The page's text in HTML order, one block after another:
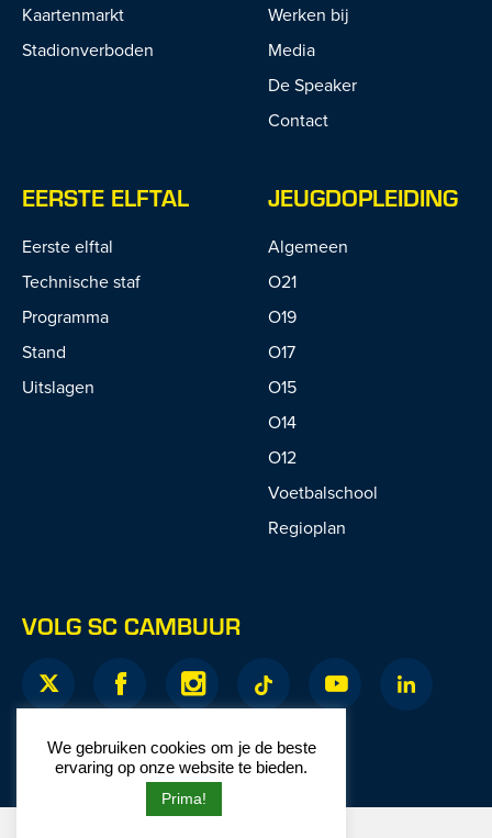
Kaartenmarkt
Stadionverboden
Werken bij
Media
De Speaker
Contact
EERSTE ELFTAL
Eerste elftal
Technische staf
Programma
Stand
Uitslagen
JEUGDOPLEIDING
Algemeen
O21
O19
O17
O15
O14
O12
Voetbalschool
Regioplan
VOLG SC CAMBUUR
We gebruiken cookies om je de beste
ervaring op onze website te bieden.
Prima!